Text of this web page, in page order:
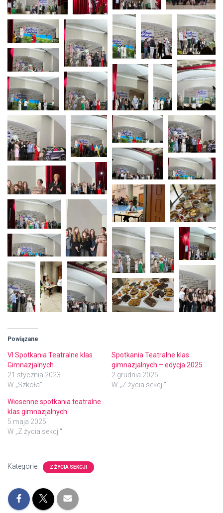
Powiązane
VI Spotkania Teatralne klas
Gimnazjalnych
21 stycznia 2023
W „Szkoła"
Spotkania Teatralne klas
gimnazjalnych – edycja 2025
2 grudnia 2025
W „Z życia sekcji"
Wiosenne spotkania teatralne
klas gimnazjalnych
5 maja 2025
W „Z życia sekcji"
Kategorie: Z ŻYCIA SEKCJI